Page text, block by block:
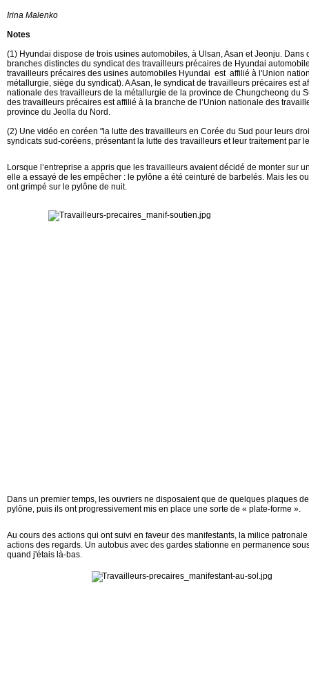
Irina Malenko
Notes
(1) Hyundai dispose de trois usines automobiles, à Ulsan, Asan et Jeonju. Dans
branches distinctes du syndicat des travailleurs précaires de Hyundai
travailleurs précaires des usines automobiles Hyundai est affilié à l'Union
métallurgie, siège du syndicat). A Asan, le syndicat de travailleurs précaires est
nationale des travailleurs de la métallurgie de la province de Chungcheong du
des travailleurs précaires est affilié à la branche de l’Union nationale des
province du Jeolla du Nord.
(2) Une vidéo en coréen "la lutte des travailleurs en Corée du Sud pour leurs
syndicats sud-coréens, présentant la lutte des travailleurs et leur traitement par
Lorsque l’entreprise a appris que les travailleurs avaient décidé de monter sur
elle a essayé de les empêcher : le pylône a été ceinturé de barbelés. Mais les
ont grimpé sur le pylône de nuit.
Dans un premier temps, les ouvriers ne disposaient que de quelques plaques
pylône, puis ils ont progressivement mis en place une sorte de « plate-forme ».
Au cours des actions qui ont suivi en faveur des manifestants, la milice
actions des regards. Un autobus avec des gardes stationne en permanence
quand j'étais là-bas.